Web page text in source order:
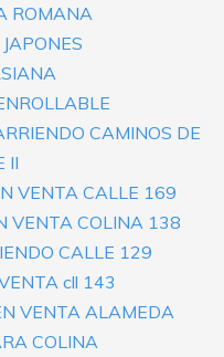
ROMANA
CAMINOS DE
II
VENTA CALLE 169
VENTA COLINA 138
CALLE 129
cll 143
VENTA ALAMEDA
COLINA